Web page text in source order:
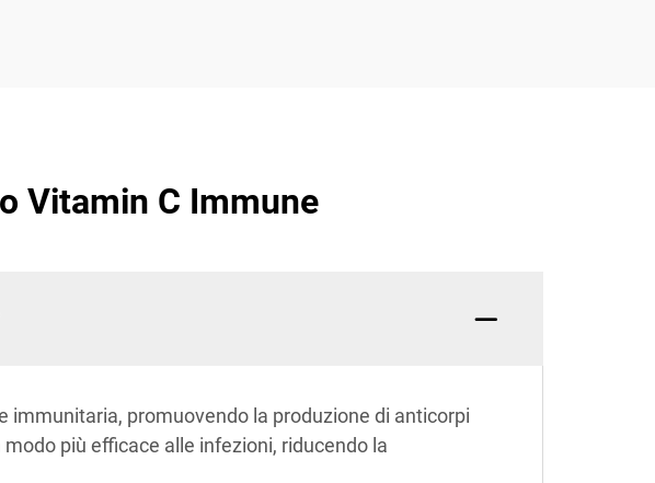
Vitamin C Immune
promuovendo la produzione di anticorpi
più efficace alle infezioni, riducendo la